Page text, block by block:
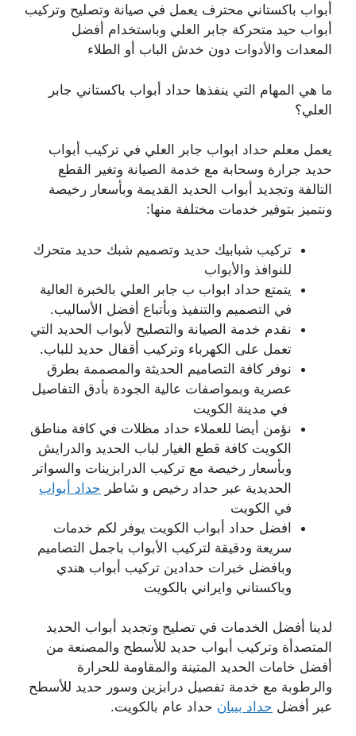
أبواب باكستاني محترف يعمل في صيانة وتصليح وتركيب
أبواب حيد متحركة جابر العلي وباستخدام أفضل
المعدات والأدوات دون خدش الباب أو الطلاء
ما هي المهام التي ينفذها حداد أبواب باكستاني جابر
العلي؟
يعمل معلم حداد ابواب جابر العلي في تركيب أبواب
حديد جرارة وسحابة مع خدمة الصيانة وتغير القطع
التالفة وتجديد أبواب الحديد القديمة وبأسعار رخيصة
ونتميز بتوفير خدمات مختلفة منها:
تركيب شبابيك حديد وتصميم شبك حديد متحرك
للنوافذ والأبواب
يتمتع حداد ابواب ب جابر العلي بالخبرة العالية
في التصميم والتنفيذ وبأتباع أفضل الأساليب.
نقدم خدمة الصيانة والتصليح لأبواب الحديد التي
تعمل على الكهرباء وتركيب أقفال حديد للباب.
نوفر كافة التصاميم الحديثة والمصممة بطرق
عصرية وبمواصفات عالية الجودة بأدق التفاصيل
في مدينة الكويت
نؤمن أيضا للعملاء حداد مظلات في كافة مناطق
الكويت كافة قطع الغيار لباب الحديد والدرايش
وبأسعار رخيصة مع تركيب الدرابزينات والسواتر
الحديدية عبر حداد رخيص و شاطر حداد أبواب
في الكويت
افضل حداد أبواب الكويت يوفر لكم خدمات
سريعة ودقيقة لتركيب الأبواب باجمل التصاميم
وبافضل خبرات حدادين تركيب أبواب هندي
وباكستاني وايراني بالكويت
لدينا أفضل الخدمات في تصليح وتجديد أبواب الحديد
المتصدأة وتركيب أبواب حديد للأسطح والمصنعة من
أفضل خامات الحديد المتينة والمقاومة للحرارة
والرطوبة مع خدمة تفصيل درابزين وسور حديد للأسطح
عبر أفضل حداد بيبان حداد عام بالكويت.